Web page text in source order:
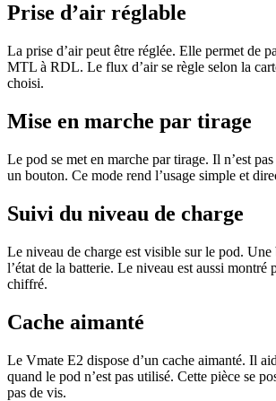
Prise d’air réglable
La prise d’air peut être réglée. Elle permet de
MTL à RDL. Le flux d’air se règle selon la
choisi.
Mise en marche par tirage
Le pod se met en marche par tirage. Il n’est
un bouton. Ce mode rend l’usage simple et
Suivi du niveau de charge
Le niveau de charge est visible sur le pod.
l’état de la batterie. Le niveau est aussi montré
chiffré.
Cache aimanté
Le Vmate E2 dispose d’un cache aimanté. Il
quand le pod n’est pas utilisé. Cette pièce se
pas de vis.